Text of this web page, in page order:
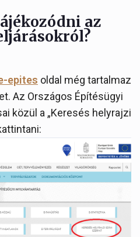
az
epites oldal még tartalmaz
Az Országos Építésügyi
közül a „Keresés helyrajzi